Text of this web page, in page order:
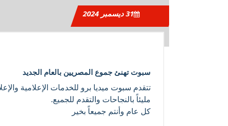
31ديسمبر 2024
سبوت تهنئ جموع المصريين بالعام الجديد
مليئاً بالنجاحات والتقدم للجميع.
كل عام وأنتم جميعاً بخير